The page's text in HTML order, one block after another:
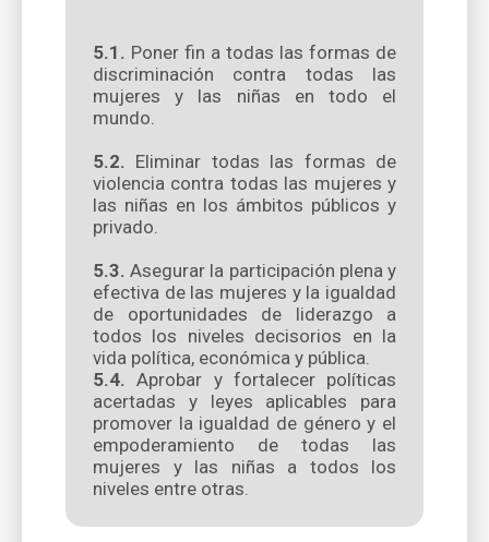
5.1. Poner fin a todas las formas de
discriminación contra todas las
mujeres y las niñas en todo el
mundo.
5.2. Eliminar todas las formas de
violencia contra todas las mujeres y
las niñas en los ámbitos públicos y
privado.
5.3. Asegurar la participación plena y
efectiva de las mujeres y la igualdad
de oportunidades de liderazgo a
todos los niveles decisorios en la
vida política, económica y pública.
5.4. Aprobar y fortalecer políticas
acertadas y leyes aplicables para
promover la igualdad de género y el
empoderamiento de todas las
mujeres y las niñas a todos los
niveles entre otras.